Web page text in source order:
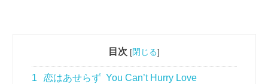
目次 [閉じる]
1 恋はあせらず You Can’t Hurry Love